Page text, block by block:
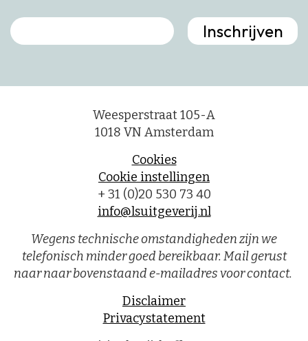
Weesperstraat 105-A
1018 VN Amsterdam
Cookies
Cookie instellingen
+ 31 (0)20 530 73 40
info@lsuitgeverij.nl
Wegens technische omstandigheden zijn we
telefonisch minder goed bereikbaar. Mail gerust
naar naar bovenstaand e-mailadres voor contact.
Disclaimer
Privacystatement